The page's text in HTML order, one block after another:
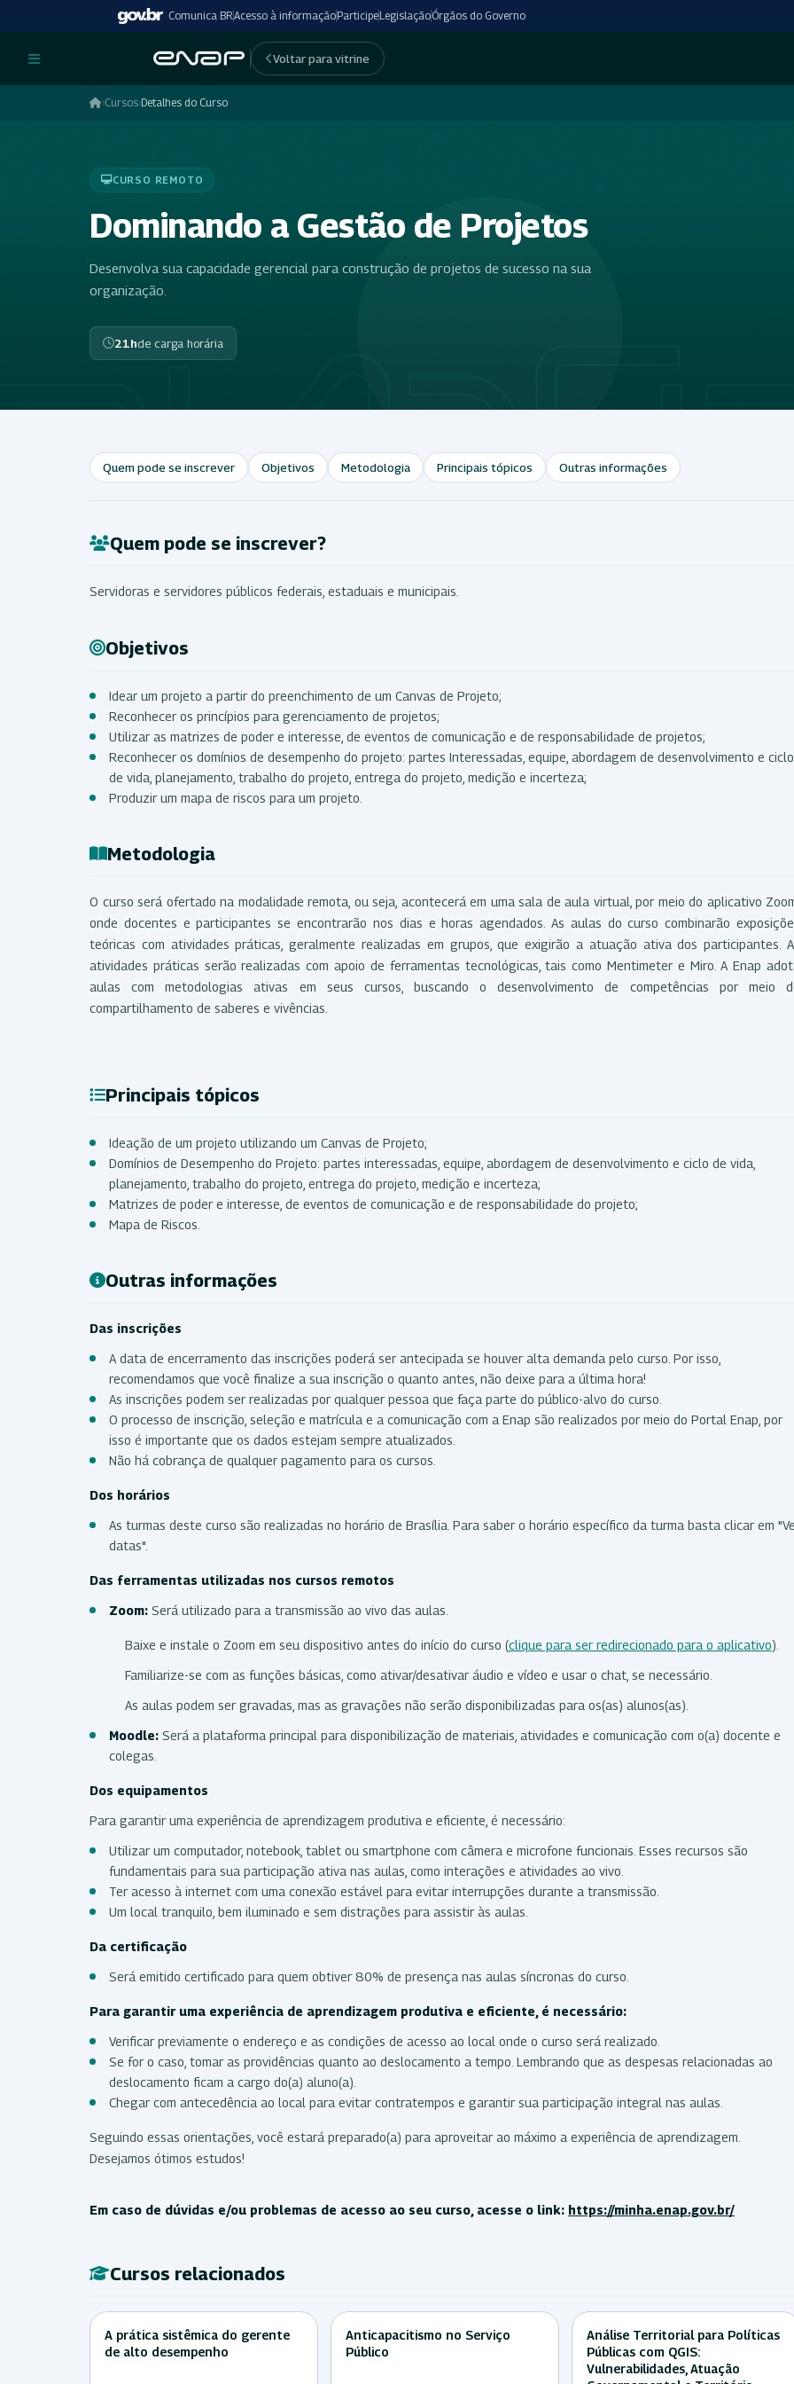
Comunica BRAcesso à informaçãoParticipeLegislaçãoÓrgãos do Governo
Voltar para vitrine
›Cursos›Detalhes do Curso
CURSO REMOTO
Dominando a Gestão de Projetos
Desenvolva sua capacidade gerencial para construção de projetos de sucesso na sua
organização.
21hde carga horária
Quem pode se inscrever Objetivos Metodologia Principais tópicos Outras informações
Quem pode se inscrever?
Servidoras e servidores públicos federais, estaduais e municipais.
Objetivos
Idear um projeto a partir do preenchimento de um Canvas de Projeto;
Reconhecer os princípios para gerenciamento de projetos;
Utilizar as matrizes de poder e interesse, de eventos de comunicação e de responsabilidade de projetos;
Reconhecer os domínios de desempenho do projeto: partes Interessadas, equipe, abordagem de desenvolvimento e ciclo
de vida, planejamento, trabalho do projeto, entrega do projeto, medição e incerteza;
Produzir um mapa de riscos para um projeto.
Metodologia
O curso será ofertado na modalidade remota, ou seja, acontecerá em uma sala de aula virtual, por meio do aplicativo
onde docentes e participantes se encontrarão nos dias e horas agendados. As aulas do curso combinarão
teóricas com atividades práticas, geralmente realizadas em grupos, que exigirão a atuação ativa dos participantes.
atividades práticas serão realizadas com apoio de ferramentas tecnológicas, tais como Mentimeter e Miro. A Enap
aulas com metodologias ativas em seus cursos, buscando o desenvolvimento de competências por meio
compartilhamento de saberes e vivências.
Principais tópicos
Ideação de um projeto utilizando um Canvas de Projeto;
Domínios de Desempenho do Projeto: partes interessadas, equipe, abordagem de desenvolvimento e ciclo de vida,
planejamento, trabalho do projeto, entrega do projeto, medição e incerteza;
Matrizes de poder e interesse, de eventos de comunicação e de responsabilidade do projeto;
Mapa de Riscos.
Outras informações
Das inscrições
A data de encerramento das inscrições poderá ser antecipada se houver alta demanda pelo curso. Por isso,
recomendamos que você finalize a sua inscrição o quanto antes, não deixe para a última hora!
As inscrições podem ser realizadas por qualquer pessoa que faça parte do público-alvo do curso.
O processo de inscrição, seleção e matrícula e a comunicação com a Enap são realizados por meio do Portal Enap, por
isso é importante que os dados estejam sempre atualizados.
Não há cobrança de qualquer pagamento para os cursos.
Dos horários
As turmas deste curso são realizadas no horário de Brasília. Para saber o horário específico da turma basta clicar em
datas".
Das ferramentas utilizadas nos cursos remotos
Zoom: Será utilizado para a transmissão ao vivo das aulas.
Baixe e instale o Zoom em seu dispositivo antes do início do curso (clique para ser redirecionado para o aplicativo).
Familiarize-se com as funções básicas, como ativar/desativar áudio e vídeo e usar o chat, se necessário.
As aulas podem ser gravadas, mas as gravações não serão disponibilizadas para os(as) alunos(as).
Moodle: Será a plataforma principal para disponibilização de materiais, atividades e comunicação com o(a) docente e
colegas.
Dos equipamentos
Para garantir uma experiência de aprendizagem produtiva e eficiente, é necessário:
Utilizar um computador, notebook, tablet ou smartphone com câmera e microfone funcionais. Esses recursos são
fundamentais para sua participação ativa nas aulas, como interações e atividades ao vivo.
Ter acesso à internet com uma conexão estável para evitar interrupções durante a transmissão.
Um local tranquilo, bem iluminado e sem distrações para assistir às aulas.
Da certificação
Será emitido certificado para quem obtiver 80% de presença nas aulas síncronas do curso.
Para garantir uma experiência de aprendizagem produtiva e eficiente, é necessário:
Verificar previamente o endereço e as condições de acesso ao local onde o curso será realizado.
Se for o caso, tomar as providências quanto ao deslocamento a tempo. Lembrando que as despesas relacionadas ao
deslocamento ficam a cargo do(a) aluno(a).
Chegar com antecedência ao local para evitar contratempos e garantir sua participação integral nas aulas.
Seguindo essas orientações, você estará preparado(a) para aproveitar ao máximo a experiência de aprendizagem.
Desejamos ótimos estudos!
Em caso de dúvidas e/ou problemas de acesso ao seu curso, acesse o link: https://minha.enap.gov.br/
Cursos relacionados
A prática sistêmica do gerente
de alto desempenho
Anticapacitismo no Serviço
Público
Análise Territorial para Políticas
Públicas com QGIS:
Vulnerabilidades, Atuação